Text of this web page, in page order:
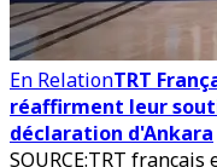
En RelationTRT
réaffirment leur
déclaration d'Ankara
SOURCE:TRT français